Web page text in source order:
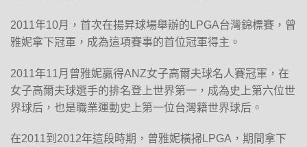
2011年10月，首次在揚昇球場舉辦的LPGA台灣錦標賽，曾
雅妮拿下冠軍，成為這項賽事的首位冠軍得主。
2011年11月曾雅妮贏得ANZ女子高爾夫球名人賽冠軍，在
女子高爾夫球選手的排名登上世界第一，成為史上第六位世
界球后，也是職業運動史上第一位台灣籍世界球后。
在2011到2012年這段時期，曾雅妮橫掃LPGA，期間拿下